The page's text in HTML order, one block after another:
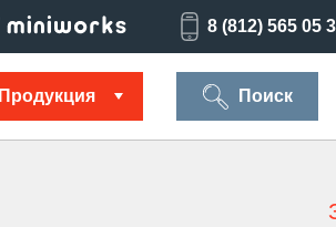
8 (812) 565 05
Продукция Поиск
Опоры